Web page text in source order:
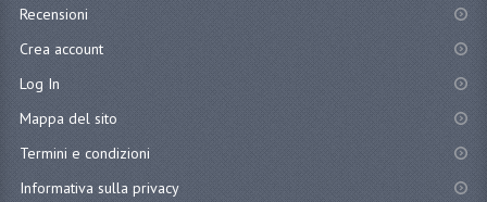
Recensioni
Crea account
Log In
Mappa del sito
Termini e condizioni
Informativa sulla privacy